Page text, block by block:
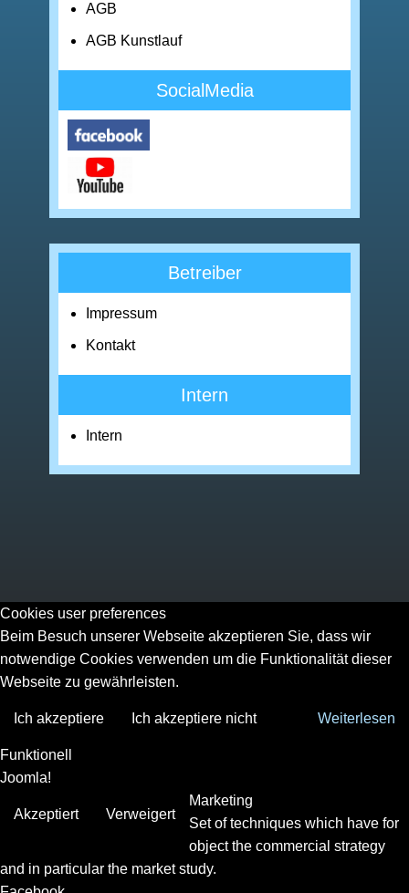
AGB
AGB Kunstlauf
SocialMedia
Betreiber
Impressum
Kontakt
Intern
Intern
Cookies user preferences
Beim Besuch unserer Webseite akzeptieren Sie, dass wir
notwendige Cookies verwenden um die Funktionalität dieser
Webseite zu gewährleisten.
Ich akzeptiere Ich akzeptiere nicht Weiterlesen
Funktionell
Joomla!
Akzeptiert Verweigert
Marketing
Set of techniques which have for
object the commercial strategy
and in particular the market study.